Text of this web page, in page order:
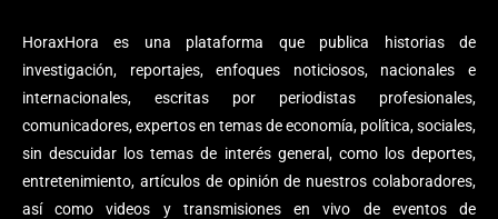
HoraxHora es una plataforma que publica historias de
investigación, reportajes, enfoques noticiosos, nacionales e
internacionales, escritas por periodistas profesionales,
comunicadores, expertos en temas de economía, política, sociales,
sin descuidar los temas de interés general, como los deportes,
entretenimiento, artículos de opinión de nuestros colaboradores,
así como videos y transmisiones en vivo de eventos de